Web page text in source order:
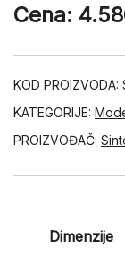
Cena:
KOD PROIZVODA:
KATEGORIJE:
PROIZVOĐAČ:
Dimenzije